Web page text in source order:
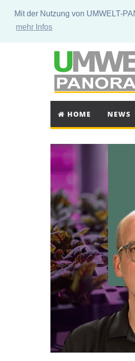
Mit der Nutzung von UMWELT-
mehr Infos
HOME NEWS